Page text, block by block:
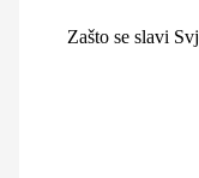
Zašto se slavi